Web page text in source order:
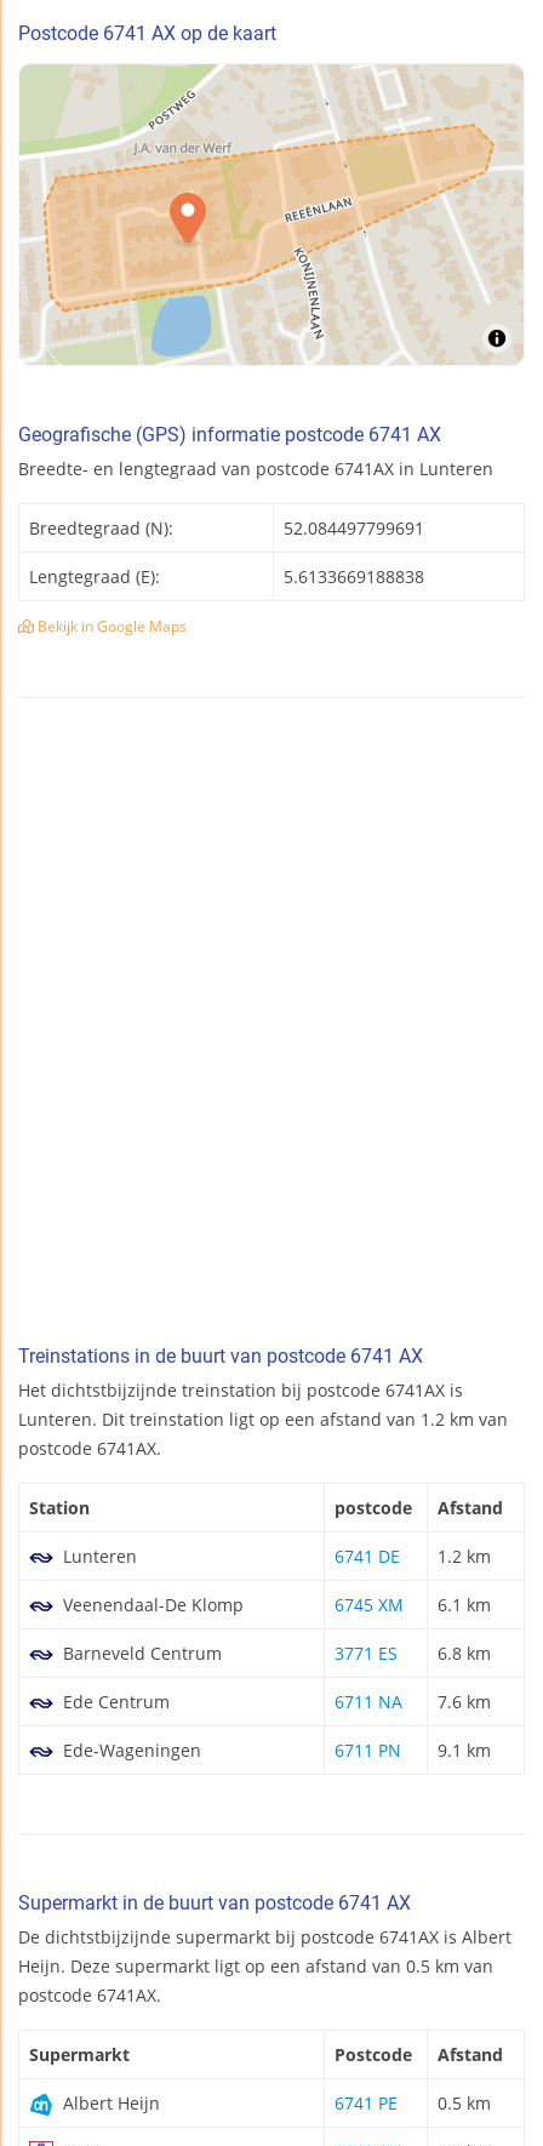
Postcode 6741 AX op de kaart
Geografische (GPS) informatie postcode 6741 AX
Breedte- en lengtegraad van postcode 6741AX in Lunteren
Breedtegraad (N): 52.084497799691
Lengtegraad (E): 5.6133669188838
Bekijk in Google Maps
Treinstations in de buurt van postcode 6741 AX
Het dichtstbijzijnde treinstation bij postcode 6741AX is
Lunteren. Dit treinstation ligt op een afstand van 1.2 km van
postcode 6741AX.
Station postcode Afstand
Lunteren 6741 DE 1.2 km
Veenendaal-De Klomp 6745 XM 6.1 km
Barneveld Centrum 3771 ES 6.8 km
Ede Centrum 6711 NA 7.6 km
Ede-Wageningen 6711 PN 9.1 km
Supermarkt in de buurt van postcode 6741 AX
De dichtstbijzijnde supermarkt bij postcode 6741AX is Albert
Heijn. Deze supermarkt ligt op een afstand van 0.5 km van
postcode 6741AX.
Supermarkt Postcode Afstand
Albert Heijn 6741 PE 0.5 km